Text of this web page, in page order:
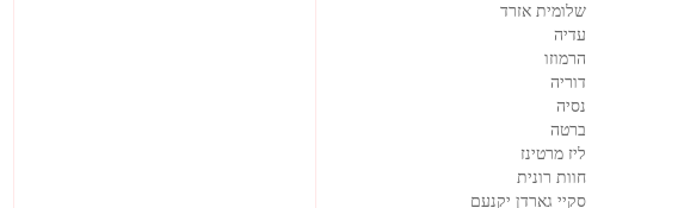
שלומית אזרד
עדיה
הרמוזו
דוריה
נסיה
ברטה
ליז מרטינז
חוות רונית
סקיי גארדן יקנעם